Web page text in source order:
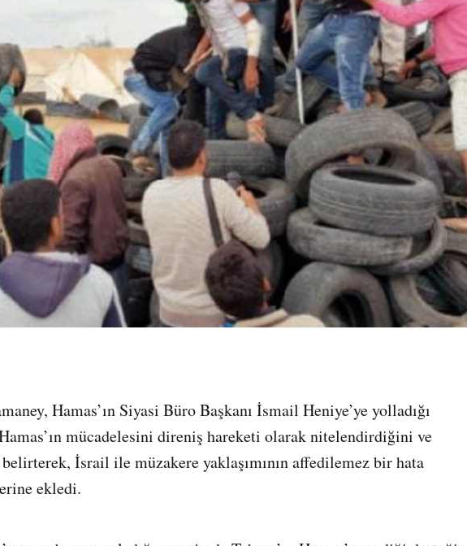
Hamas’ın Siyasi Büro Başkanı İsmail Heniye’ye yolladığı
mücadelesini direniş hareketi olarak nitelendirdiğini ve
İsrail ile müzakere yaklaşımının affedilemez bir hata
ekledi.